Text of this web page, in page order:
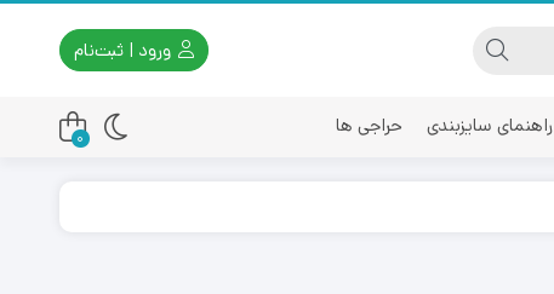
ورود | ثبت‌نام
راهنمای سایزبندی حراجی ها
0